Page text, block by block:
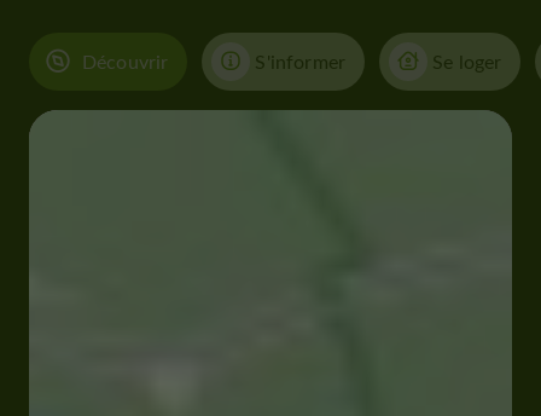
Découvrir S'informer Se loger